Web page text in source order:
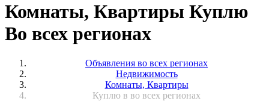
Комнаты, Квартиры Куплю
Во всех регионах
Объявления во всех регионах
Недвижимость
Комнаты, Квартиры
Куплю в во всех регионах